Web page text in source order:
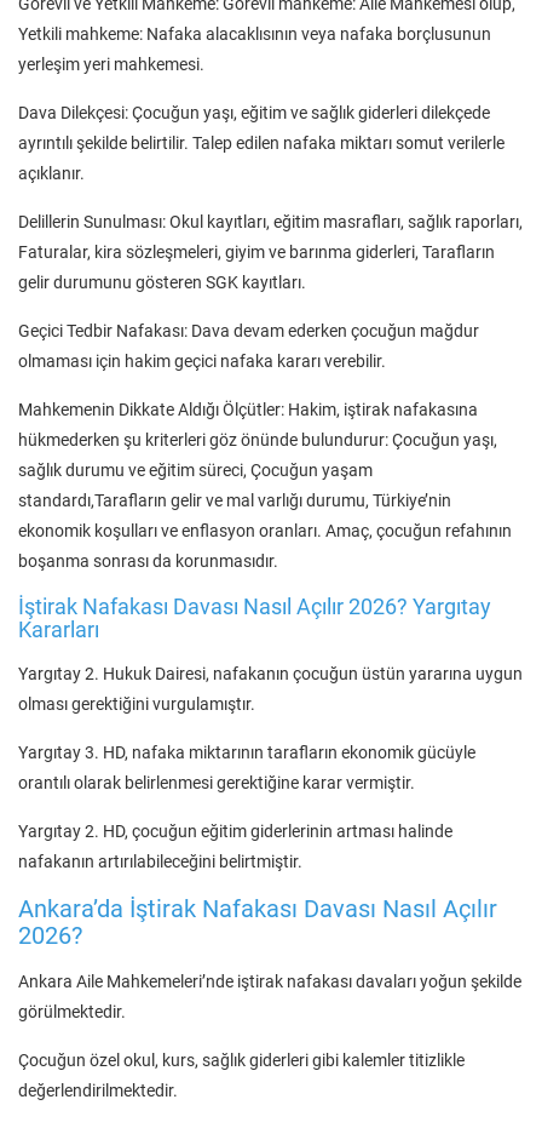
Görevli ve Yetkili Mahkeme: Görevli mahkeme: Aile Mahkemesi olup,
Yetkili mahkeme: Nafaka alacaklısının veya nafaka borçlusunun
yerleşim yeri mahkemesi.
Dava Dilekçesi: Çocuğun yaşı, eğitim ve sağlık giderleri dilekçede
ayrıntılı şekilde belirtilir. Talep edilen nafaka miktarı somut verilerle
açıklanır.
Delillerin Sunulması: Okul kayıtları, eğitim masrafları, sağlık raporları,
Faturalar, kira sözleşmeleri, giyim ve barınma giderleri, Tarafların
gelir durumunu gösteren SGK kayıtları.
Geçici Tedbir Nafakası: Dava devam ederken çocuğun mağdur
olmaması için hakim geçici nafaka kararı verebilir.
Mahkemenin Dikkate Aldığı Ölçütler: Hakim, iştirak nafakasına
hükmederken şu kriterleri göz önünde bulundurur: Çocuğun yaşı,
sağlık durumu ve eğitim süreci, Çocuğun yaşam
standardı,Tarafların gelir ve mal varlığı durumu, Türkiye’nin
ekonomik koşulları ve enflasyon oranları. Amaç, çocuğun refahının
boşanma sonrası da korunmasıdır.
İştirak Nafakası Davası Nasıl Açılır 2026? Yargıtay
Kararları
Yargıtay 2. Hukuk Dairesi, nafakanın çocuğun üstün yararına uygun
olması gerektiğini vurgulamıştır.
Yargıtay 3. HD, nafaka miktarının tarafların ekonomik gücüyle
orantılı olarak belirlenmesi gerektiğine karar vermiştir.
Yargıtay 2. HD, çocuğun eğitim giderlerinin artması halinde
nafakanın artırılabileceğini belirtmiştir.
Ankara’da İştirak Nafakası Davası Nasıl Açılır
2026?
Ankara Aile Mahkemeleri’nde iştirak nafakası davaları yoğun şekilde
görülmektedir.
Çocuğun özel okul, kurs, sağlık giderleri gibi kalemler titizlikle
değerlendirilmektedir.